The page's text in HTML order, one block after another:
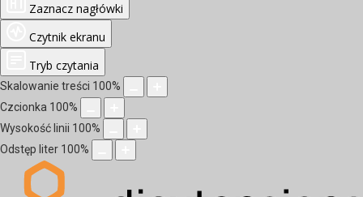
Zaznacz nagłówki
Czytnik ekranu
Tryb czytania
Skalowanie treści 100%
Czcionka 100%
Wysokość linii 100%
Odstęp liter 100%